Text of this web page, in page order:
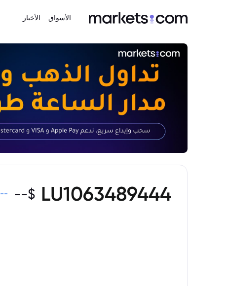
الأسواق الأخبار
LU1063489444
$
--
--